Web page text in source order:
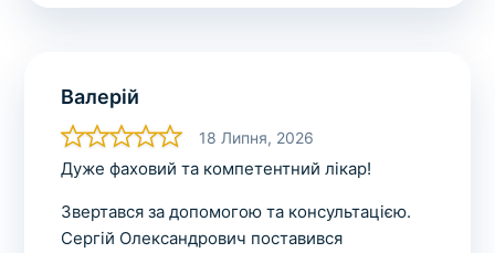
Валерій
18 Липня, 2026
Дуже фаховий та компетентний лікар!
Звертався за допомогою та консультацією.
Сергій Олександрович поставився